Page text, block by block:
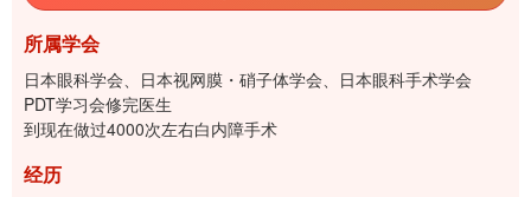
所属学会
日本眼科学会、日本视网膜・硝子体学会、日本眼科手术学会
PDT学习会修完医生
到现在做过4000次左右白内障手术
经历